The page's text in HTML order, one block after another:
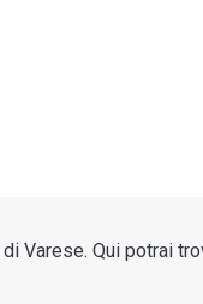
Varese. Qui potrai